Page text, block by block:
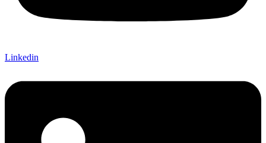
Linkedin